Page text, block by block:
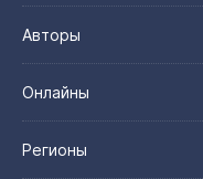
Авторы
Онлайны
Регионы